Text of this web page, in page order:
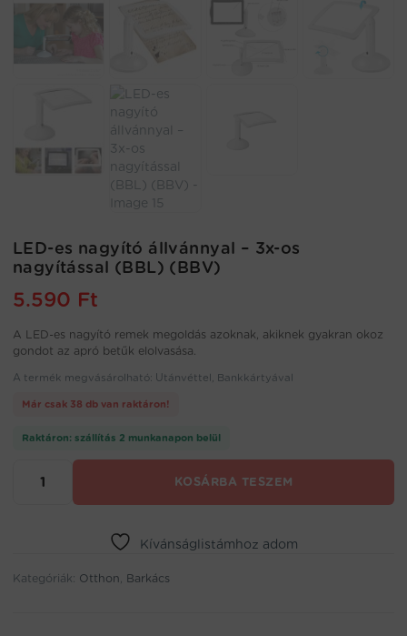
LED-es nagyító állvánnyal – 3x-os
nagyítással (BBL) (BBV)
5.590 Ft
A LED-es nagyító remek megoldás azoknak, akiknek gyakran okoz
gondot az apró betűk elolvasása.
A termék megvásárolható: Utánvéttel, Bankkártyával
Már csak 38 db van raktáron!
Raktáron: szállítás 2 munkanapon belül
os
KOSÁRBA TESZEM
Kívánságlistámhoz adom
Kategóriák: Otthon Barkács